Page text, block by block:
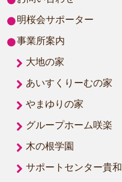
明桜会サポーター
事業所案内
大地の家
あいすくりーむの家
やまゆりの家
グループホーム咲楽
木の根学園
サポートセンター貴和